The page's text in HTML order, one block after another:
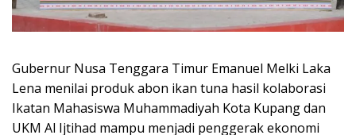
Gubernur Nusa Tenggara Timur Emanuel Melki Laka
Lena menilai produk abon ikan tuna hasil kolaborasi
Ikatan Mahasiswa Muhammadiyah Kota Kupang dan
UKM Al Ijtihad mampu menjadi penggerak ekonomi